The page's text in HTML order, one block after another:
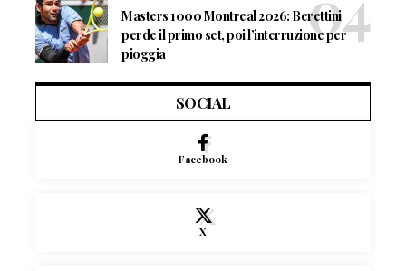
Masters 1000 Montreal 2026: Berettini
perde il primo set, poi l’interruzione per
pioggia
SOCIAL
Facebook
X